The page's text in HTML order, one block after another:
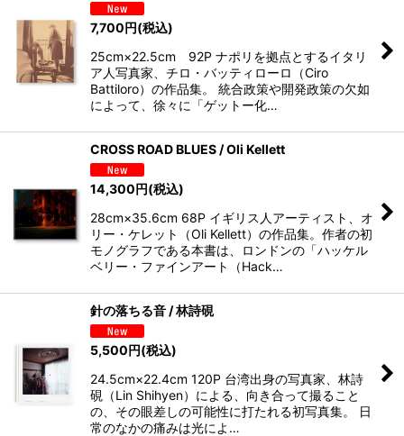
7,700円(税込)
25cm×22.5cm 92P ナポリを拠点とするイタリ
ア人写真家、チロ・バッティローロ（Ciro
Battiloro）の作品集。 統合政策や開発政策の欠如
によって、徐々に「ゲットー化…
CROSS ROAD BLUES / Oli Kellett
14,300円(税込)
28cm×35.6cm 68P イギリス人アーティスト、オ
リー・ケレット（Oli Kellett）の作品集。作者の初
モノグラフである本書は、ロンドンの「ハッケル
ベリー・ファインアート（Hack…
針の落ちる音 / 林詩硯
5,500円(税込)
24.5cm×22.4cm 120P 台湾出身の写真家、林詩
硯（Lin Shihyen）による、向き合って撮ること
の、その眼差しの可能性に打たれる初写真集。 日
常のなかの痛みは光によ…